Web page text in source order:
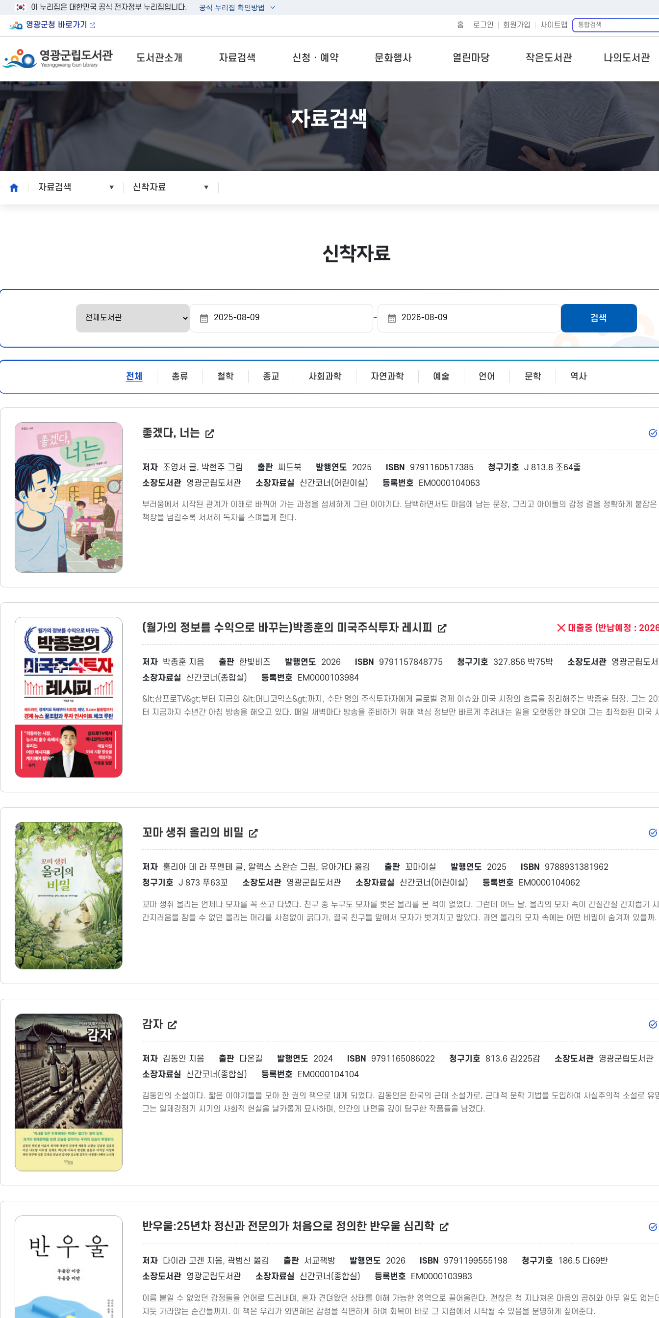
이 누리집은 대한민국 공식 전자정부 누리집입니다. 공식 누리집 확인방법
영광군청 바로가기 홈 로그인 회원가입 사이트맵
통
합
도서관소개 자료검색 신청ㆍ예약 문화행사 열린마당 작은도서관 나의도서관
자료검색
home 자료검색 신착자료
신착자료
관
회
시
~
회
종
검색
전체 총류 철학 종교 사회과학 자연과학 예술 언어 문학 역사
좋겠다, 너는
저자 조영서 글, 박현주 그림 출판 씨드북 발행연도 2025 ISBN 9791160517385 청구기호 J 813.8 조64좋
소장도서관 영광군립도서관 소장자료실 신간코너(어린이실) 등록번호 EM0000104063
부러움에서 시작된 관계가 이해로 바뀌어 가는 과정을 섬세하게 그린 이야기다. 담백하면서도 마음에 남는 문장, 그리고 아이들의 감정 결을 정확하게 붙잡은
책장을 넘길수록 서서히 독자를 스며들게 한다.
(월가의 정보를 수익으로 바꾸는)박종훈의 미국주식투자 레시피 대출중 (반납예정 :
저자 박종훈 지음 출판 한빛비즈 발행연도 2026 ISBN 9791157848775 청구기호 327.856 박75박 소장도서관 영광군립도
소장자료실
신간코너(종합실) 등록번호 EM0000103984
&lt;삼프로TV&gt;부터 지금의 &lt;머니코믹스&gt;까지, 수만 명의 주식투자자에게 글로벌 경제 이슈와 미국 시장의 흐름을 정리해주는 박종훈 팀장. 그는
터 지금까지 수년간 아침 방송을 해오고 있다. 매일 새벽마다 방송을 준비하기 위해 핵심 정보만 빠르게 추려내는 일을 오랫동안 해오며 그는 최적화된 미국
꼬마 생쥐 올리의 비밀
저자 훌리아 데 라 푸엔테 글, 알렉스 스완슨 그림, 유아가다 옮김 출판 꼬마이실 발행연도 2025 ISBN
9788931381962
청구기호 J 873 푸63꼬 소장도서관 영광군립도서관 소장자료실 신간코너(어린이실) 등록번호 EM0000104062
꼬마 생쥐 올리는 언제나 모자를 꼭 쓰고 다녔다. 친구 중 누구도 모자를 벗은 올리를 본 적이 없었다. 그런데 어느 날, 올리의 모자 속이 간질간질 간지럽기
간지러움을 참을 수 없던 올리는 머리를 사정없이 긁다가, 결국 친구들 앞에서 모자가 벗겨지고 말았다. 과연 올리의 모자 속에는 어떤 비밀이 숨겨져 있을까
감자
저자 김동인 지음 출판 다온길 발행연도 2024 ISBN 9791165086022 청구기호 813.6 김225감 소장도서관 영광군립도서관
소장자료실
신간코너(종합실) 등록번호 EM0000104104
김동인의 소설이다. 짧은 이야기들을 모아 한 권의 책으로 내게 되었다. 김동인은 한국의 근대 소설가로, 근대적 문학 기법을 도입하여 사실주의적 소설로 유
그는 일제강점기 시기의 사회적 현실을 날카롭게 묘사하며, 인간의 내면을 깊이 탐구한 작품들을 남겼다.
반우울:25년차 정신과 전문의가 처음으로 정의한 반우울 심리학
저자 다이라 고겐 지음, 곽범신 옮김 출판 서교책방 발행연도 2026 ISBN 9791199555198 청구기호
186.5 다69반
소장도서관 영광군립도서관 소장자료실 신간코너(종합실) 등록번호 EM0000103983
이름 붙일 수 없었던 감정들을 언어로 드러내며, 혼자 견뎌왔던 상태를 이해 가능한 영역으로 끌어올린다. 괜찮은 척 지나쳐온 마음의 공허와 아무 일도 없는
지듯 가라앉는 순간들까지. 이 책은 우리가 외면해온 감정을 직면하게 하여 회복이 바로 그 지점에서 시작될 수 있음을 분명하게 짚어준다.